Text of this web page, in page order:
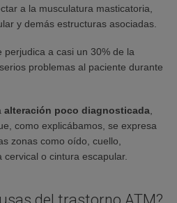
a la musculatura masticatoria,
y demás estructuras asociadas.
a casi un 30% de la
problemas al paciente durante
alteración poco diagnosticada
como explicábamos, se expresa
zonas como oído, cuello,
o cintura escapular.